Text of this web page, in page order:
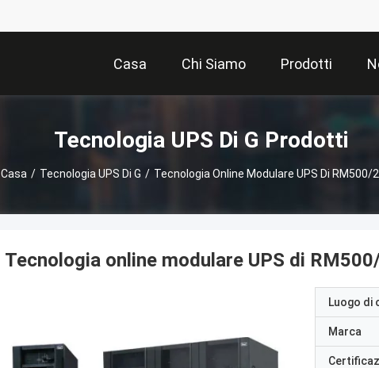
Casa Chi Siamo Prodotti
Tecnologia UPS Di G Prodotti
Casa / Tecnologia UPS Di G / Tecnologia Online Modulare UPS Di RM500/
Tecnologia online modulare UPS di
Luogo di
Marca